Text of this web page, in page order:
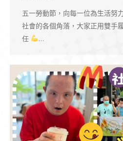
五一勞動節，向每一位為生活努
社會的各個角落，大家正用雙手
任
…